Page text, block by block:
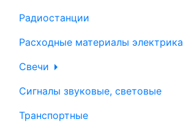
Радиостанции
Расходные материалы электрика
Свечи
Сигналы звуковые, световые
Транспортные